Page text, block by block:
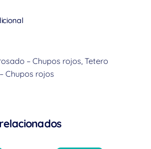
– Chupos rojos, Tetero
Chupos rojos